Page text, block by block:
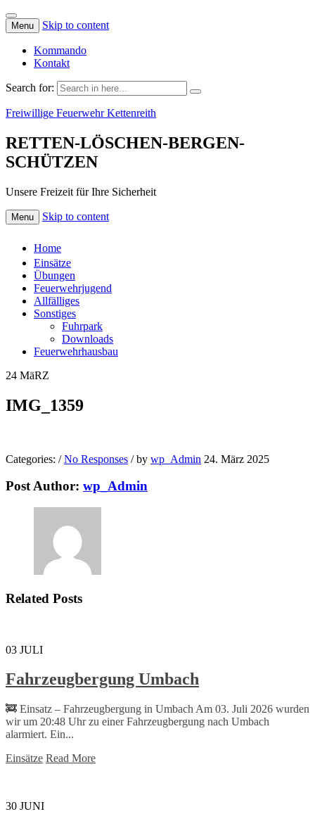
Menu Skip to content
Kommando
Kontakt
Search for:
Freiwillige Feuerwehr Kettenreith
RETTEN-LÖSCHEN-BERGEN-
SCHÜTZEN
Unsere Freizeit für Ihre Sicherheit
Menu Skip to content
Home
Einsätze
Übungen
Feuerwehrjugend
Allfälliges
Sonstiges
Fuhrpark
Downloads
Feuerwehrhausbau
24 MäRZ
IMG_1359
Categories: / No Responses /by wp_Admin 24. März 2025
Post Author: wp_Admin
Related Posts
03 JULI
Fahrzeugbergung Umbach
🚒 Einsatz – Fahrzeugbergung in Umbach Am 03. Juli 2026 wurden
wir um 20:48 Uhr zu einer Fahrzeugbergung nach Umbach
alarmiert. Ein...
Einsätze Read More
30 JUNI